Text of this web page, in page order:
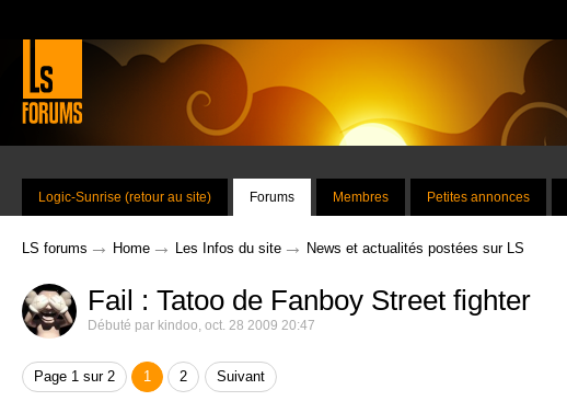
Logic-Sunrise (retour au site) Forums Membres Petites annonces
LS forums → Home → Les Infos du site → News et actualités postées sur LS
Fail : Tatoo de Fanboy Street fighter
Débuté par kindoo, oct. 28 2009 20:47
Page 1 sur 2 1 2 Suivant